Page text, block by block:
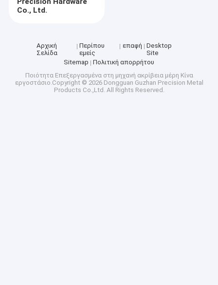
Co., Ltd.
Αρχική
Σελίδα
Περίπου
εμείς
επαφή
Desktop
Site
Sitemap
Πολιτική απορρήτου
Ποιότητα Επεξεργασμένα στη μηχανή ακρίβεια μέρη Κίνα
εργοστάσιο.Copyright © 2026 Dongguan Guzhan Precision Metal
Products Co.,Ltd. All Rights Reserved.